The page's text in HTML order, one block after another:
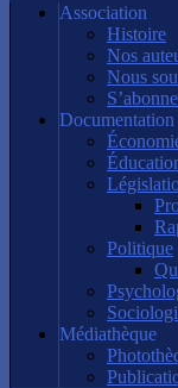
Association
Histoire
Nos
Nous
Documentation
Politique
Médiathèque